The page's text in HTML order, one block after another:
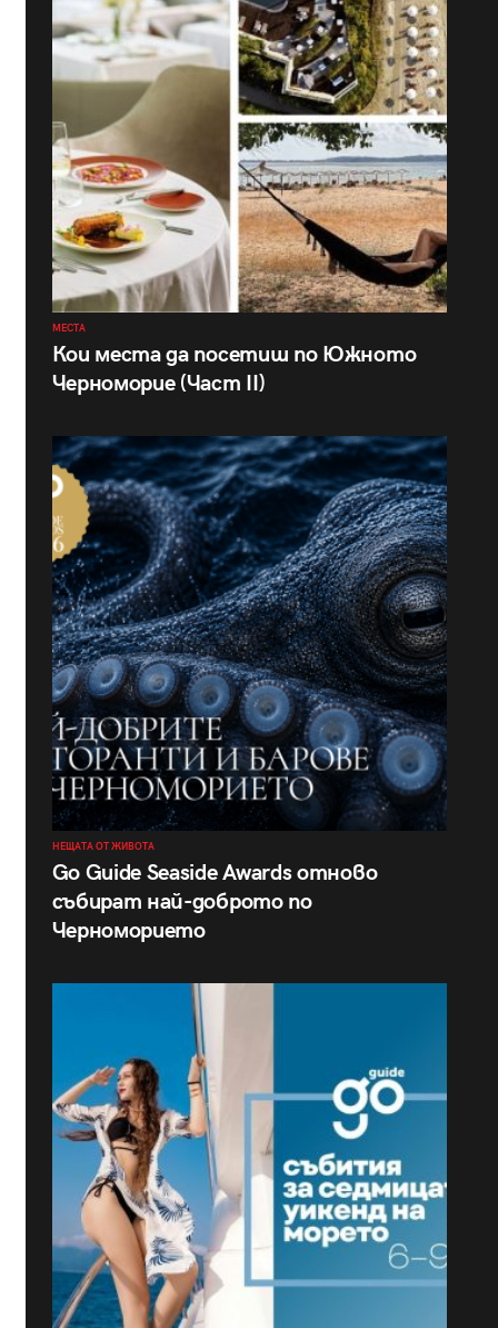
МЕСТА
Кои места да посетиш по Южното
Черноморие (Част II)
НЕЩАТА ОТ ЖИВОТА
Go Guide Seaside Awards отново
събират най-доброто по
Черноморието